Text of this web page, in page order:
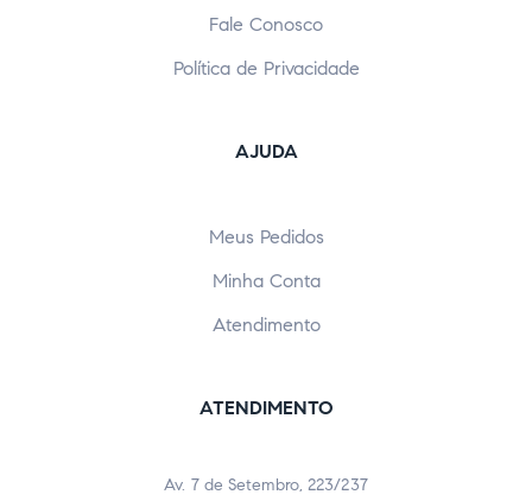
Fale Conosco
Política de Privacidade
AJUDA
Meus Pedidos
Minha Conta
Atendimento
ATENDIMENTO
Av. 7 de Setembro, 223/237